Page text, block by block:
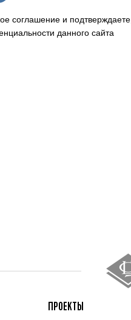
соглашение и подтверждаете,
данного сайта
ПРОЕКТЫ